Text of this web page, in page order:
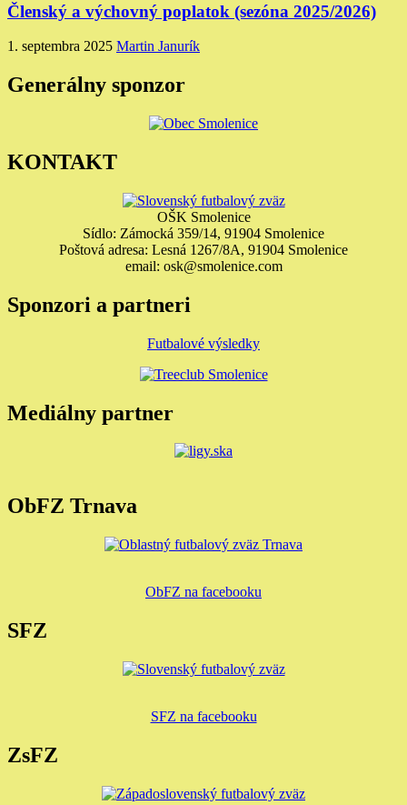
Členský a výchovný poplatok (sezóna 2025/2026)
1. septembra 2025 Martin Janurík
Generálny sponzor
KONTAKT
OŠK Smolenice
Sídlo: Zámocká 359/14, 91904 Smolenice
Poštová adresa: Lesná 1267/8A, 91904 Smolenice
email: osk@smolenice.com
Sponzori a partneri
Futbalové výsledky
Mediálny partner
ObFZ Trnava
ObFZ na facebooku
SFZ
SFZ na facebooku
ZsFZ